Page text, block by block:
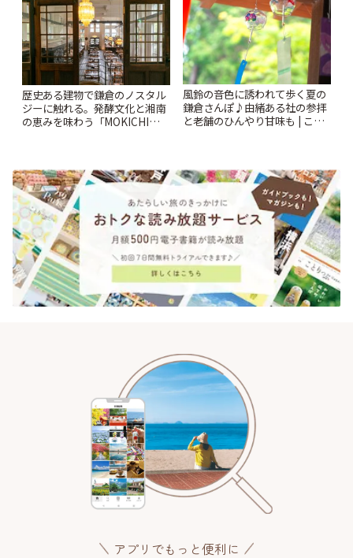
歴史ある建物で鎌倉のノスタル
ジーに触れる。発酵文化と湘南
の恵みを味わう「MOKICHI
風鈴の音色に誘われて歩く夏の
鎌倉さんぽ♪由緒ある社の参拝
と老舗のひんやり甘味も | こと
アプリでもっと便利に